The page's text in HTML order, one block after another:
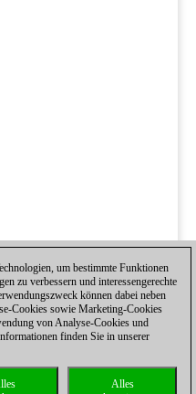
um bestimmte Funktionen
zu verbessern und interessengerechte
können dabei neben
Cookies sowie Marketing-Cookies
von Analyse-Cookies und
finden Sie in unserer
Alles